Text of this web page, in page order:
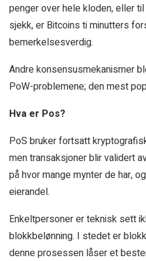
penger over hele kloden, eller
sjekk, er Bitcoins ti minutters
bemerkelsesverdig.
Andre konsensusmekanismer
PoW-problemene; den mest
Hva er Pos?
PoS bruker fortsatt
men transaksjoner blir validert
på hvor mange mynter de har,
eierandel.
Enkeltpersoner er teknisk sett
blokkbelønning. I stedet er
denne prosessen låser et